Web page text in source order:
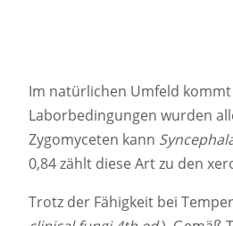
Im natürlichen Umfeld kommt
Laborbedingungen wurden
Zygomyceten kann
0,84 zählt diese Art zu den
Trotz der Fähigkeit bei